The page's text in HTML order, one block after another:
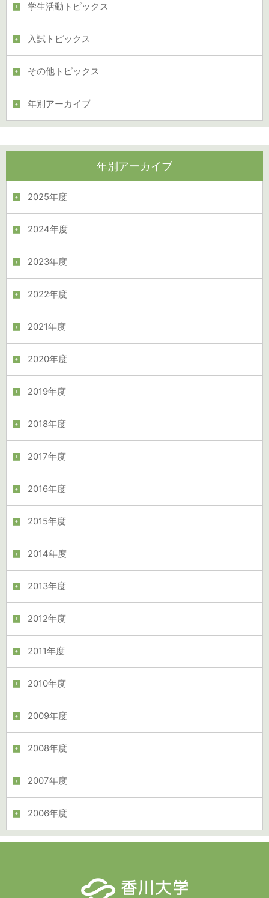
学生活動トピックス
入試トピックス
その他トピックス
年別アーカイブ
年別アーカイブ
2025年度
2024年度
2023年度
2022年度
2021年度
2020年度
2019年度
2018年度
2017年度
2016年度
2015年度
2014年度
2013年度
2012年度
2011年度
2010年度
2009年度
2008年度
2007年度
2006年度